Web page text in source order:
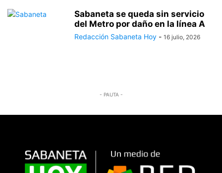
Sabaneta se queda sin servicio
del Metro por daño en la línea A
Redacción Sabaneta Hoy - 16 julio, 2026
- PAUTA -